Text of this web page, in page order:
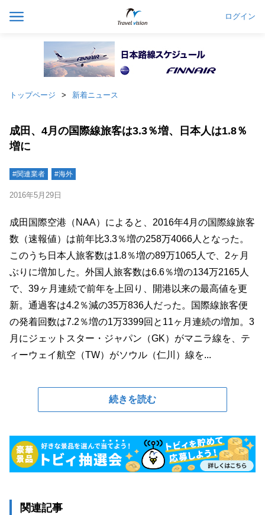
ログイン
トップページ 新着ニュース
成田、4月の国際線旅客は3.3％増、日本人は1.8％
増に
#関連業者 #海外
2016年5月29日
成田国際空港（NAA）によると、2016年4月の国際線旅客
数（速報値）は前年比3.3％増の258万4066人となった。
このうち日本人旅客数は1.8％増の89万1065人で、2ヶ月
ぶりに増加した。外国人旅客数は6.6％増の134万2165人
で、39ヶ月連続で前年を上回り、開港以来の最高値を更
新。通過客は4.2％減の35万836人だった。国際線旅客便
の発着回数は7.2％増の1万3399回と11ヶ月連続の増加。3
月にジェットスター・ジャパン（GK）がマニラ線を、テ
ィーウェイ航空（TW）がソウル（仁川）線を...
続きを読む
関連記事